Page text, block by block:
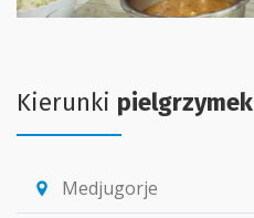
Kierunki pielgrzymek
location_pin Medjugorje